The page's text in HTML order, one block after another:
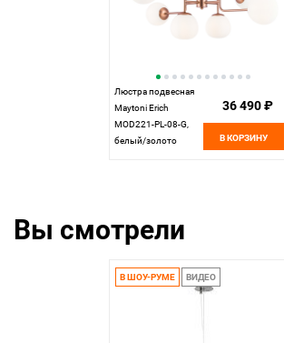
Люстра подвесная
Maytoni Erich
MOD221-PL-08-G,
белый/золото
36 490 ₽
В КОРЗИНУ
Вы смотрели
В ШОУ-РУМЕ ВИДЕО